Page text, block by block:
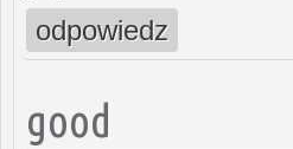
odpowiedz
good